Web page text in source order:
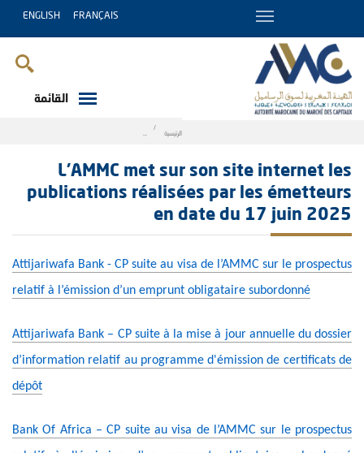
FRANÇAIS
ENGLISH
القائمة
الرئيسية réalisées par les émetteurs en date du 17 juin 2025
L’AMMC met sur son site internet les
publications réalisées par les émetteurs
en date du 17 juin 2025
Attijariwafa Bank - CP suite au visa de l’AMMC sur le prospectus
relatif à l’émission d’un emprunt obligataire subordonné
Attijariwafa Bank – CP suite à la mise à jour annuelle du dossier
d’information relatif au programme d'émission de certificats de
dépôt
Bank Of Africa – CP suite au visa de l’AMMC sur le prospectus